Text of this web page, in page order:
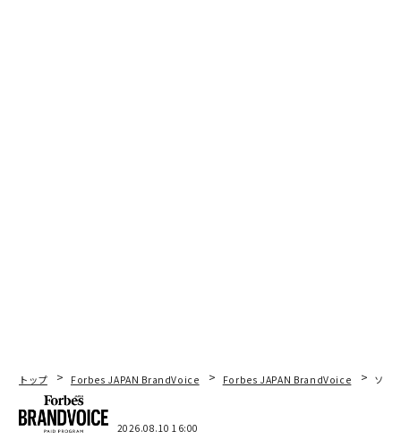
トップ Forbes JAPAN BrandVoice Forbes JAPAN BrandVoice ソニ
2026.08.10 16:00